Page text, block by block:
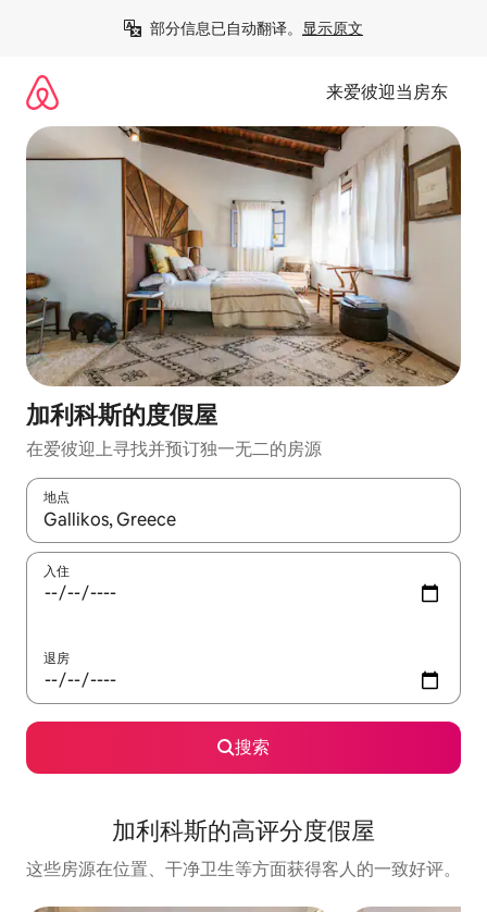
部分信息已自动翻译。 显示原文
来爱彼迎当房东
加利科斯的度假屋
在爱彼迎上寻找并预订独一无二的房源
地点
如有搜索结果，请使用上下方向键查看，或通过点击或滑动手势
入住
退房
搜索
加利科斯的高评分度假屋
这些房源在位置、干净卫生等方面获得客人的一致好评。